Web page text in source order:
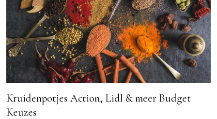
Kruidenpotjes Action, Lidl & meer Budget
Keuzes